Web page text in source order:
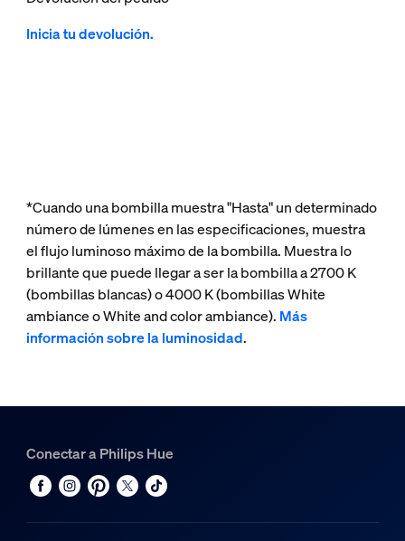
Inicia tu devolución.
*Cuando una bombilla muestra "Hasta" un determinado
número de lúmenes en las especificaciones, muestra
el flujo luminoso máximo de la bombilla. Muestra lo
brillante que puede llegar a ser la bombilla a 2700 K
(bombillas blancas) o 4000 K (bombillas White
ambiance o White and color ambiance). Más
información sobre la luminosidad.
Conectar a Philips Hue